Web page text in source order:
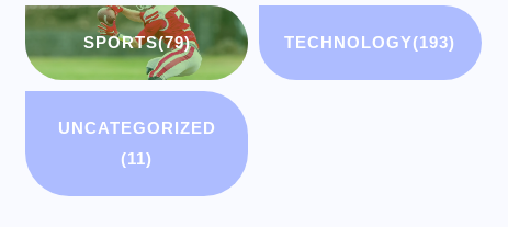
SPORTS(79) TECHNOLOGY(193)
UNCATEGORIZED
(11)